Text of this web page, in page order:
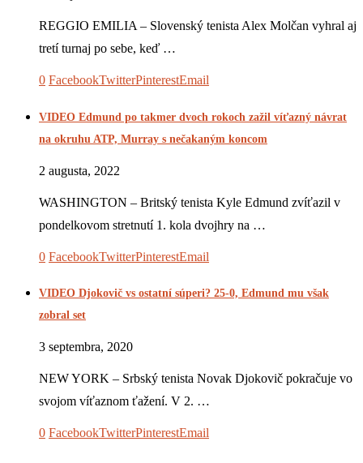
REGGIO EMILIA – Slovenský tenista Alex Molčan vyhral aj
tretí turnaj po sebe, keď …
0 FacebookTwitterPinterestEmail
VIDEO Edmund po takmer dvoch rokoch zažil víťazný návrat
na okruhu ATP, Murray s nečakaným koncom
2 augusta, 2022
WASHINGTON – Britský tenista Kyle Edmund zvíťazil v
pondelkovom stretnutí 1. kola dvojhry na …
0 FacebookTwitterPinterestEmail
VIDEO Djokovič vs ostatní súperi? 25-0, Edmund mu však
zobral set
3 septembra, 2020
NEW YORK – Srbský tenista Novak Djokovič pokračuje vo
svojom víťaznom ťažení. V 2. …
0 FacebookTwitterPinterestEmail